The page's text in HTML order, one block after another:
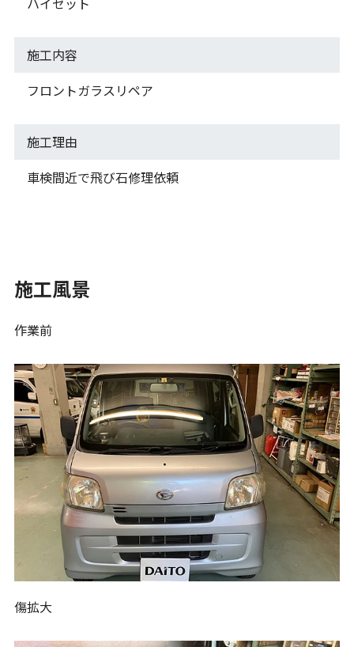
ハイゼット
施工内容
フロントガラスリペア
施工理由
車検間近で飛び石修理依頼
施工風景
作業前
傷拡大